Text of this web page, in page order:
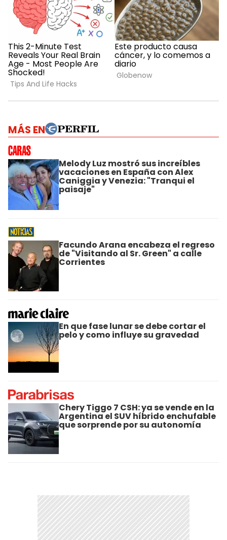
MÁS EN
Melody Luz mostró sus increíbles
vacaciones en España con Alex
Caniggia y Venezia: "Tranqui el
paisaje"
Facundo Arana encabeza el regreso
de "Visitando al Sr. Green" a calle
Corrientes
En que fase lunar se debe cortar el
pelo y como influye su gravedad
Chery Tiggo 7 CSH: ya se vende en la
Argentina el SUV híbrido enchufable
que sorprende por su autonomía